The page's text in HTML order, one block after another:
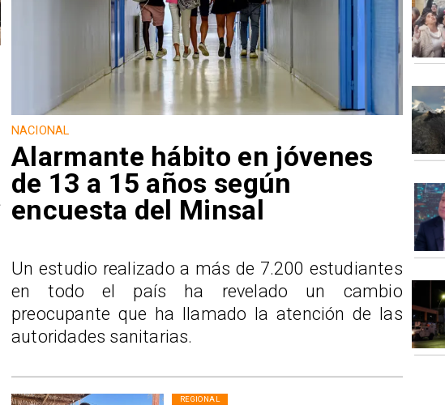
REGIONAL
NACIONAL
Alarmante hábito en jóvenes
de 13 a 15 años según
encuesta del Minsal
Un estudio realizado a más de 7.200 estudiantes
en todo el país ha revelado un cambio
preocupante que ha llamado la atención de las
autoridades sanitarias.